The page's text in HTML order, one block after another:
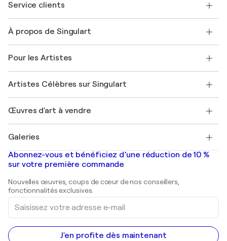
Service clients
Expédition
Offrir une carte cadeau
Rejoignez notre programme commercial
Mon compte
+33 1 76 44 06 42
À propos de Singulart
FAQ
Magazine Singulart
Emplois
Découvrez une sélection d'art original
Pour les Artistes
Se connecter en tant qu'Artiste
Artistes Célèbres sur Singulart
Marc Chagall
Banksy
Mr. Brainwash
Shepard Fairey
Œuvres d'art à vendre
Tableaux abstraits à vendre
Peintures de paysage
Estampes
Peintures acryliques
Galeries
Galeries d'art en France
Galeries d'art en Belgique
Abonnez-vous et bénéficiez d’une réduction de 10 %
sur votre première commande
Nouvelles œuvres, coups de cœur de nos conseillers,
fonctionnalités exclusives.
Saisissez
votre
adresse
e-
mail
J'en profite dès maintenant